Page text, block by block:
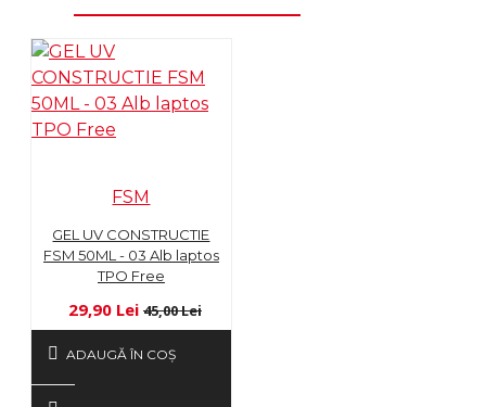
FSM
GEL UV CONSTRUCTIE
FSM 50ML - 03 Alb laptos
TPO Free
29,90 Lei 45,00 Lei
ADAUGĂ ÎN COŞ